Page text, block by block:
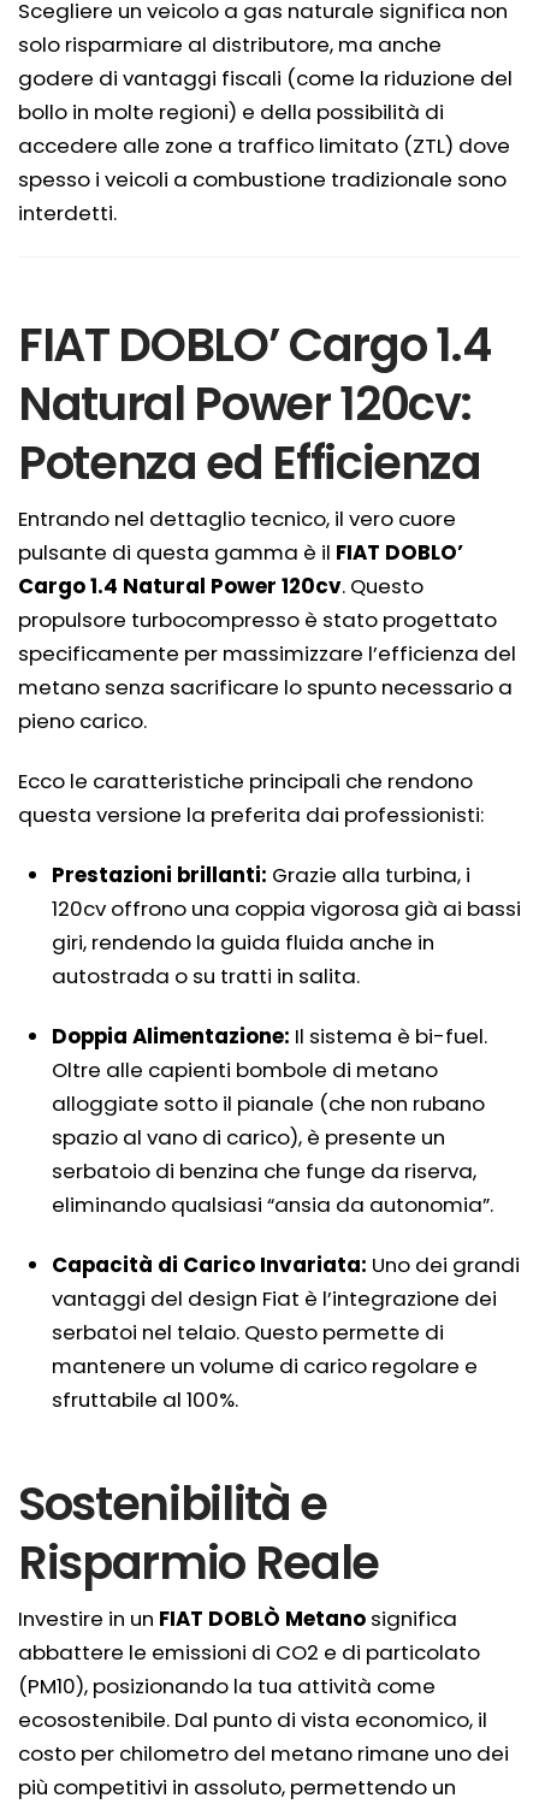
Scegliere un veicolo a gas naturale significa non
solo risparmiare al distributore, ma anche
godere di vantaggi fiscali (come la riduzione del
bollo in molte regioni) e della possibilità di
accedere alle zone a traffico limitato (ZTL) dove
spesso i veicoli a combustione tradizionale sono
interdetti.
FIAT DOBLO’ Cargo 1.4
Natural Power 120cv:
Potenza ed Efficienza
Entrando nel dettaglio tecnico, il vero cuore
pulsante di questa gamma è il FIAT DOBLO’
Cargo 1.4 Natural Power 120cv. Questo
propulsore turbocompresso è stato progettato
specificamente per massimizzare l’efficienza del
metano senza sacrificare lo spunto necessario a
pieno carico.
Ecco le caratteristiche principali che rendono
questa versione la preferita dai professionisti:
Prestazioni brillanti: Grazie alla turbina, i
120cv offrono una coppia vigorosa già ai bassi
giri, rendendo la guida fluida anche in
autostrada o su tratti in salita.
Doppia Alimentazione: Il sistema è bi-fuel.
Oltre alle capienti bombole di metano
alloggiate sotto il pianale (che non rubano
spazio al vano di carico), è presente un
serbatoio di benzina che funge da riserva,
eliminando qualsiasi “ansia da autonomia”.
Capacità di Carico Invariata: Uno dei grandi
vantaggi del design Fiat è l’integrazione dei
serbatoi nel telaio. Questo permette di
mantenere un volume di carico regolare e
sfruttabile al 100%.
Sostenibilità e
Risparmio Reale
Investire in un FIAT DOBLÒ Metano significa
abbattere le emissioni di CO2 e di particolato
(PM10), posizionando la tua attività come
ecosostenibile. Dal punto di vista economico, il
costo per chilometro del metano rimane uno dei
più competitivi in assoluto, permettendo un